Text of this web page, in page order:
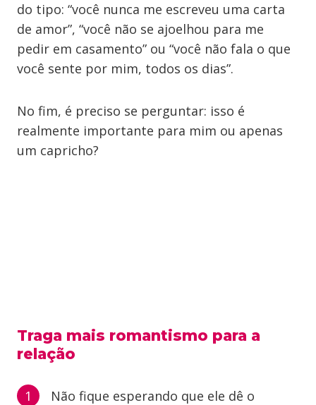
do tipo: “você nunca me escreveu uma carta
de amor”, “você não se ajoelhou para me
pedir em casamento” ou “você não fala o que
você sente por mim, todos os dias”.
No fim, é preciso se perguntar: isso é
realmente importante para mim ou apenas
um capricho?
Traga mais romantismo para a
relação
Não fique esperando que ele dê o